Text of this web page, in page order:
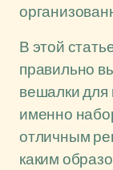
В этой
правильно
вешалки для
именно
отличным
каким